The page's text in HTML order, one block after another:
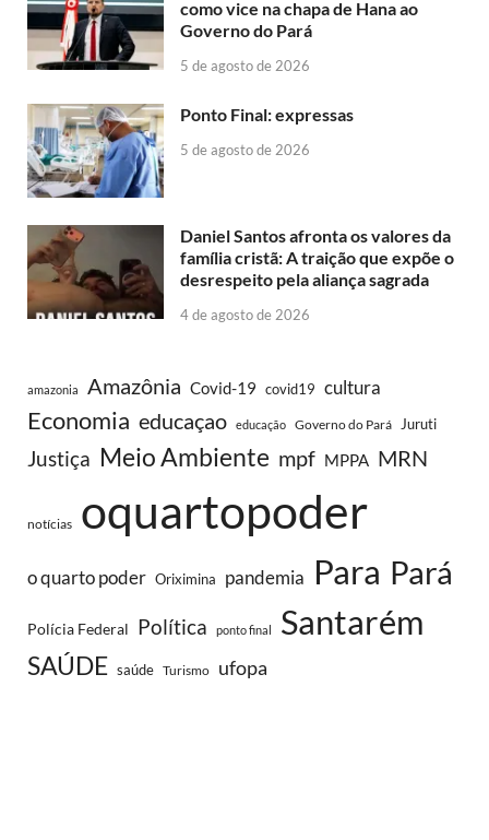
como vice na chapa de Hana ao
Governo do Pará
5 de agosto de 2026
Ponto Final: expressas
5 de agosto de 2026
Daniel Santos afronta os valores da
família cristã: A traição que expõe o
desrespeito pela aliança sagrada
4 de agosto de 2026
amazonia Amazônia Covid-19 covid19 cultura
Economia educaçao educação Governo do Pará Juruti
Justiça Meio Ambiente mpf MPPA MRN
notícias oquartopoder
o quarto poder Oriximina pandemia Para Pará
Polícia Federal Política ponto final Santarém
SAÚDE saúde Turismo ufopa